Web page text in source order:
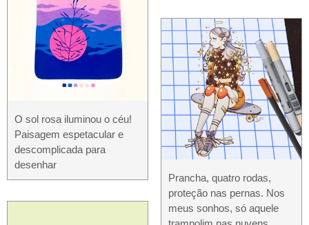
O sol rosa iluminou o céu!
Paisagem espetacular e
descomplicada para
desenhar
Prancha, quatro rodas,
proteção nas pernas. Nos
meus sonhos, só aquele